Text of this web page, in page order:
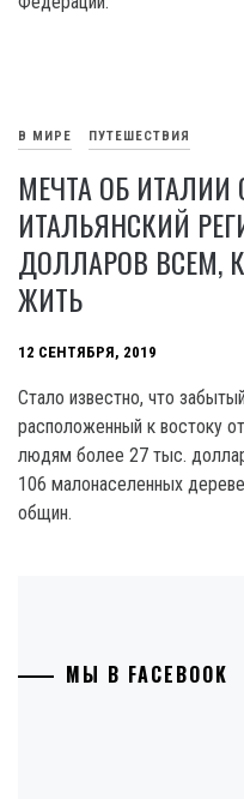
В МИРЕ ПУТЕШЕСТВИЯ
МЕЧТА ОБ ИТАЛИИ
ИТАЛЬЯНСКИЙ
ДОЛЛАРОВ ВСЕМ,
ЖИТЬ
12 СЕНТЯБРЯ, 2019
Стало известно, что
расположенный к востоку
людям более 27 тыс.
106 малонаселенных
общин.
МЫ В FACEBOOK